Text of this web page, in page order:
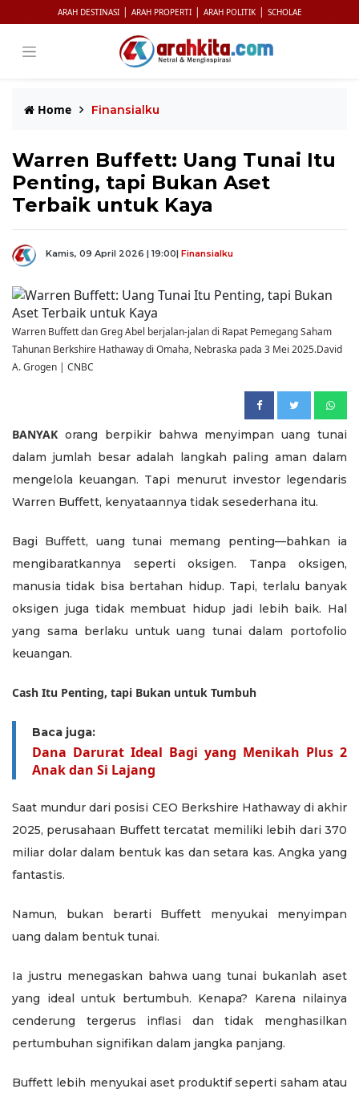
ARAH DESTINASI | ARAH PROPERTI | ARAH POLITIK | SCHOLAE
Home Finansialku
Warren Buffett: Uang Tunai Itu
Penting, tapi Bukan Aset
Terbaik untuk Kaya
Kamis, 09 April 2026 | 19:00| Finansialku
Warren Buffett dan Greg Abel berjalan-jalan di Rapat Pemegang Saham
Tahunan Berkshire Hathaway di Omaha, Nebraska pada 3 Mei 2025.David
A. Grogen | CNBC
BANYAK orang berpikir bahwa menyimpan uang tunai
dalam jumlah besar adalah langkah paling aman dalam
mengelola keuangan. Tapi menurut investor legendaris
Warren Buffett, kenyataannya tidak sesederhana itu.
Bagi Buffett, uang tunai memang penting—bahkan ia
mengibaratkannya seperti oksigen. Tanpa oksigen,
manusia tidak bisa bertahan hidup. Tapi, terlalu banyak
oksigen juga tidak membuat hidup jadi lebih baik. Hal
yang sama berlaku untuk uang tunai dalam portofolio
keuangan.
Cash Itu Penting, tapi Bukan untuk Tumbuh
Baca juga:
Dana Darurat Ideal Bagi yang Menikah Plus 2
Anak dan Si Lajang
Saat mundur dari posisi CEO Berkshire Hathaway di akhir
2025, perusahaan Buffett tercatat memiliki lebih dari 370
miliar dolar dalam bentuk kas dan setara kas. Angka yang
fantastis.
Namun, bukan berarti Buffett menyukai menyimpan
uang dalam bentuk tunai.
Ia justru menegaskan bahwa uang tunai bukanlah aset
yang ideal untuk bertumbuh. Kenapa? Karena nilainya
cenderung tergerus inflasi dan tidak menghasilkan
pertumbuhan signifikan dalam jangka panjang.
Buffett lebih menyukai aset produktif seperti saham atau